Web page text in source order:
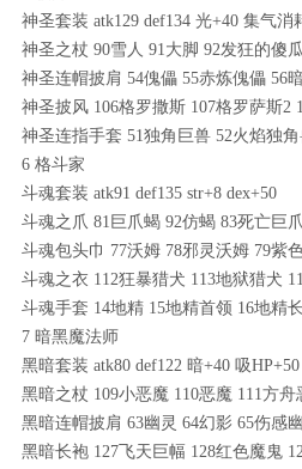
神圣套装 atk129 def134 光+40 集气消
神圣之杖 90雪人 91大脚 92发狂的傻瓜
神圣连帽披肩 54傀儡 55赤炼傀儡 56
神圣披风 106格罗撒斯 107格罗萨斯2
神圣连指手套 51独角巨兽 52火焰独
6 格斗家
斗魂套装 atk91 def135 str+8 dex+50
斗魂之爪 81巨爪蝎 92仿蝎 83死亡巨
斗魂包头巾 77沃姆 78邪灵沃姆 79紫
斗魂之衣 112狂暴猎犬 113地狱猎犬
斗魂手套 14地精 15地精首领 16地精
7 暗黑魔法师
黑暗套装 atk80 def122 暗+40 吸HP+50
黑暗之杖 109小恶魔 110恶魔 111方舟
黑暗连帽披肩 63幽灵 64幻影 65伤感
黑暗长袍 127飞天巨幅 128红色魔鬼